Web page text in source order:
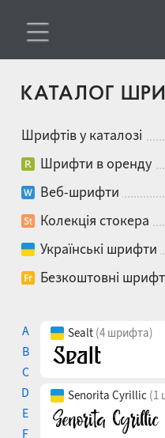
КАТАЛОГ
Шрифтів у каталозі
Шрифти в оренду
Веб-шрифти
Колекція стокера
Українські шрифти
Безкоштовні
A
B
C
D
E
F
Sealt (4 шрифта)
Senorita Cyrillic (1